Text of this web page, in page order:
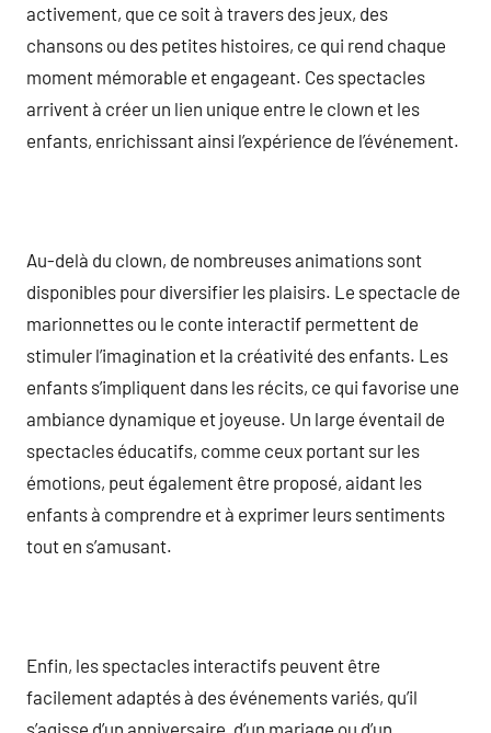
activement, que ce soit à travers des jeux, des
chansons ou des petites histoires, ce qui rend chaque
moment mémorable et engageant. Ces spectacles
arrivent à créer un lien unique entre le clown et les
enfants, enrichissant ainsi l’expérience de l’événement.
Au-delà du clown, de nombreuses animations sont
disponibles pour diversifier les plaisirs. Le spectacle de
marionnettes ou le conte interactif permettent de
stimuler l’imagination et la créativité des enfants. Les
enfants s’impliquent dans les récits, ce qui favorise une
ambiance dynamique et joyeuse. Un large éventail de
spectacles éducatifs, comme ceux portant sur les
émotions, peut également être proposé, aidant les
enfants à comprendre et à exprimer leurs sentiments
tout en s’amusant.
Enfin, les spectacles interactifs peuvent être
facilement adaptés à des événements variés, qu’il
s’agisse d’un anniversaire, d’un mariage ou d’un